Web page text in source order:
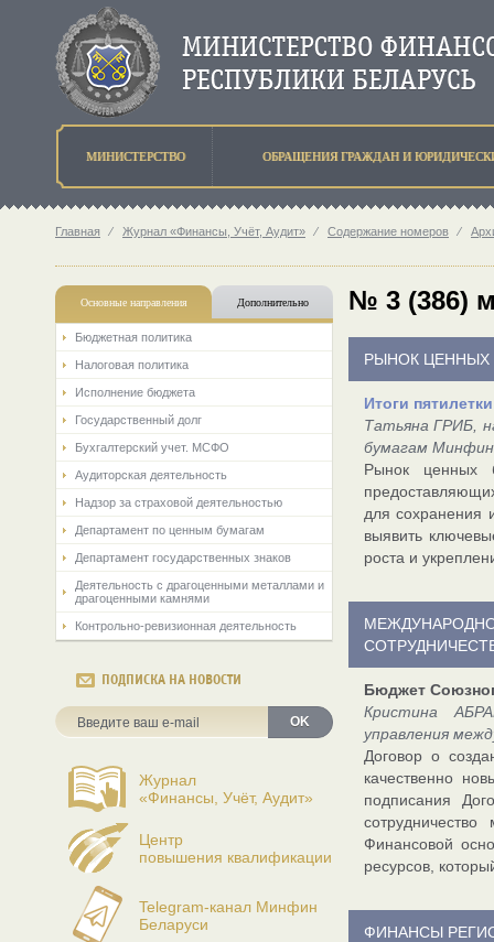
МИНИСТЕРСТВО ОБРАЩЕНИЯ ГРАЖДАН И
Главная ⁄ Журнал «Финансы, Учёт, Аудит» ⁄ Содержание номеров ⁄
Основные направления Дополнительно
Бюджетная политика
Налоговая политика
Исполнение бюджета
Государственный долг
Бухгалтерский учет. МСФО
Аудиторская деятельность
Надзор за страховой деятельностью
Департамент по ценным бумагам
Департамент государственных знаков
Деятельность с драгоценными металлами и
драгоценными камнями
Контрольно-ревизионная деятельность
ПОДПИСКА НА НОВОСТИ
OK
Журнал
«Финансы, Учёт, Аудит»
Центр
повышения квалификации
Telegram-канал Минфин
Беларуси
№ 3 (386)
РЫНОК ЦЕННЫХ
Итоги
Татьяна ГРИБ,
бумагам
Рынок ценных
для сохранения
выявить
роста и
Бюджет
Кристина
управления
Договор о
качественно
подписания
Финансовой
ресурсов,
ФИНАНСЫ